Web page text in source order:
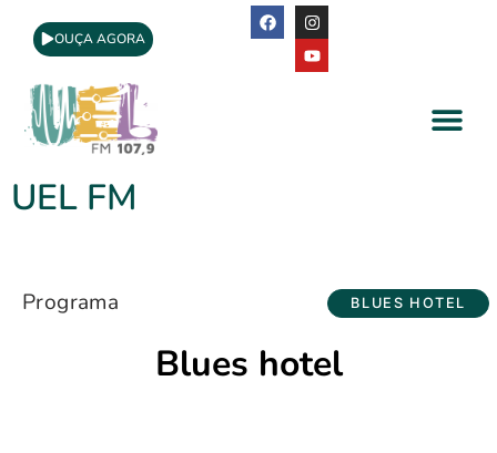
OUÇA AGORA
UEL FM
Programa BLUES HOTEL
Blues hotel